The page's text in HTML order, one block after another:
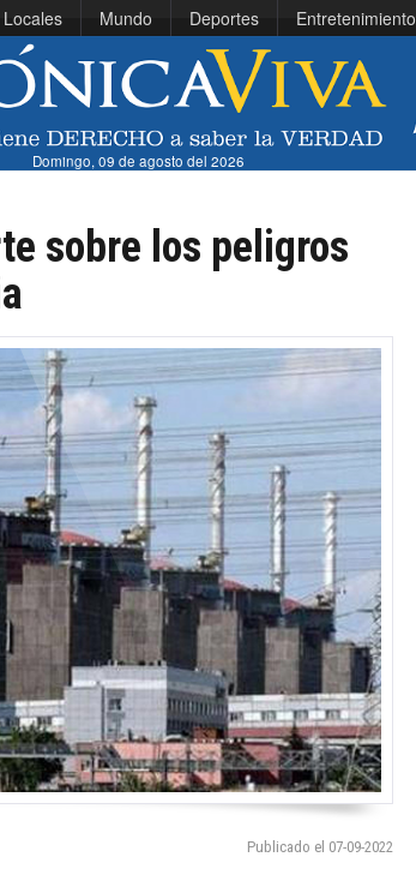
Locales Mundo Deportes Entretenimiento
Domingo, 09 de agosto del 2026
sobre los peligros
Publicado el 07-09-2022